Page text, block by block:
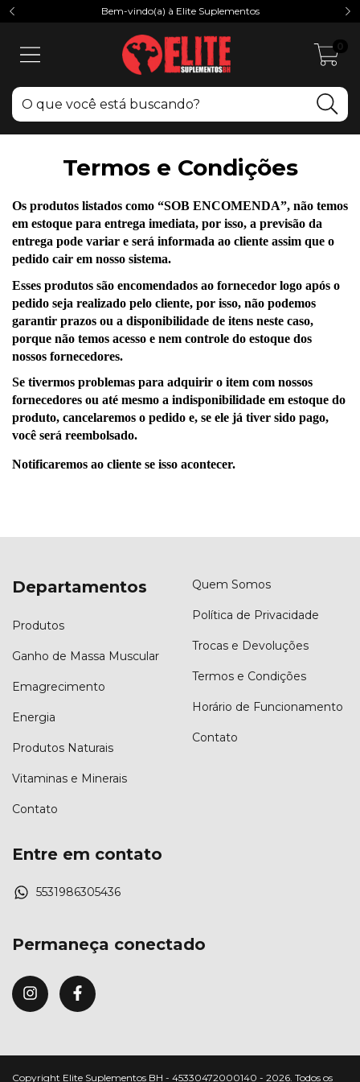
Bem-vindo(a) à Elite Suplementos
0
Termos e Condições
Os produtos listados como “SOB ENCOMENDA”, não temos
em estoque para entrega imediata, por isso, a previsão da
entrega pode variar e será informada ao cliente assim que o
pedido cair em nosso sistema.
Esses produtos são encomendados ao fornecedor logo após o
pedido seja realizado pelo cliente, por isso, não podemos
garantir prazos ou a disponibilidade de itens neste caso,
porque não temos acesso e nem controle do estoque dos
nossos fornecedores.
Se tivermos problemas para adquirir o item com nossos
fornecedores ou até mesmo a indisponibilidade em estoque do
produto, cancelaremos o pedido e, se ele já tiver sido pago,
você será reembolsado.
Notificaremos ao cliente se isso acontecer.
Departamentos
Produtos
Ganho de Massa Muscular
Emagrecimento
Energia
Produtos Naturais
Vitaminas e Minerais
Contato
Quem Somos
Política de Privacidade
Trocas e Devoluções
Termos e Condições
Horário de Funcionamento
Contato
Entre em contato
5531986305436
Permaneça conectado
Copyright Elite Suplementos BH - 45330472000140 - 2026. Todos os